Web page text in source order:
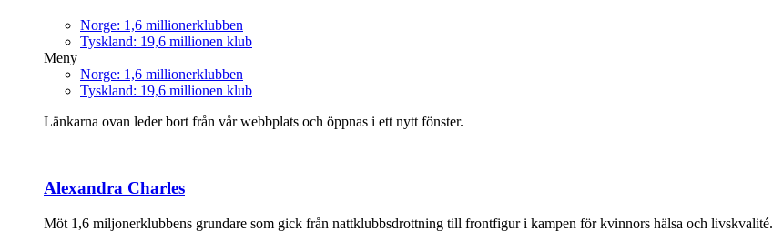
Norge: 1,6 millionerklubben
Tyskland: 19,6 millionen klub
Meny
Norge: 1,6 millionerklubben
Tyskland: 19,6 millionen klub
Länkarna ovan leder bort från vår webbplats och öppnas i ett nytt fönster.
Alexandra Charles
Möt 1,6 miljonerklubbens grundare som gick från nattklubbsdrottning till frontfigur i kampen för kvinnors hälsa och livskvalité.